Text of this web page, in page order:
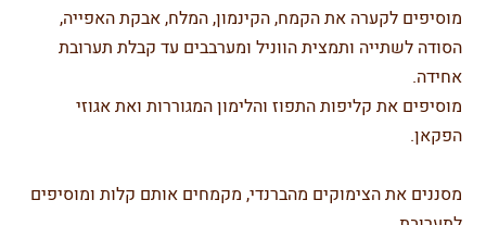
מוסיפים לקערה את הקמח, הקינמון, המלח, אבקת האפייה,
הסודה לשתייה ותמצית הווניל ומערבבים עד קבלת תערובת
אחידה.
מוסיפים את קליפות התפוז והלימון המגוררות ואת אגוזי
הפקאן.
מסננים את הצימוקים מהברנדי, מקמחים אותם קלות ומוסיפים